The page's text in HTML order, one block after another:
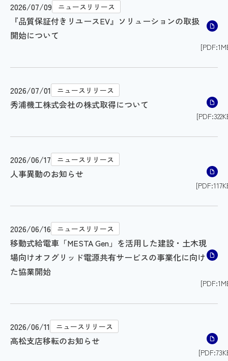
2026/07/09 ニュースリリース
『品質保証付きリユースEV』ソリューションの取扱
開始について
2026/07/01 ニュースリリース
秀浦機工株式会社の株式取得について
2026/06/17 ニュースリリース
人事異動のお知らせ
2026/06/16 ニュースリリース
移動式給電車「MESTA Gen」を活用した建設・土木現
場向けオフグリッド電源共有サービスの事業化に向け
た協業開始
2026/06/11 ニュースリリース
高松支店移転のお知らせ